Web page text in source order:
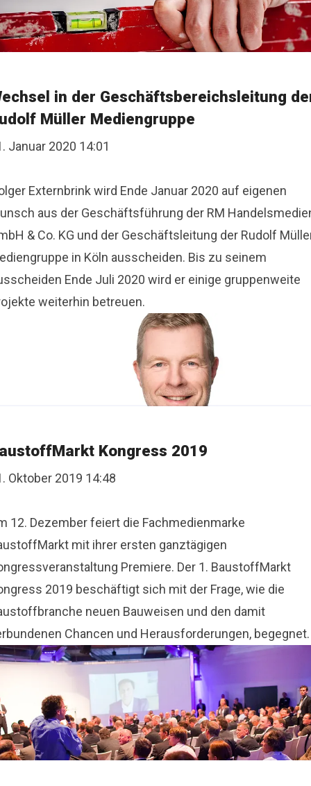
in der Geschäftsbereichsleitung
Müller Mediengruppe
Januar 2020 14:01
Externbrink wird Ende Januar 2020 auf eigenen
aus der Geschäftsführung der RM
& Co. KG und der Geschäftsleitung der Rudolf
in Köln ausscheiden. Bis zu seinem
Ende Juli 2020 wird er einige gruppenweite
weiterhin betreuen.
Kongress 2019
Oktober 2019 14:48
12. Dezember feiert die Fachmedienmarke
mit ihrer ersten ganztägigen
Premiere. Der 1. BaustoffMarkt
2019 beschäftigt sich mit der Frage, wie die
neuen Bauweisen und den damit
Chancen und Herausforderungen, begegnet.